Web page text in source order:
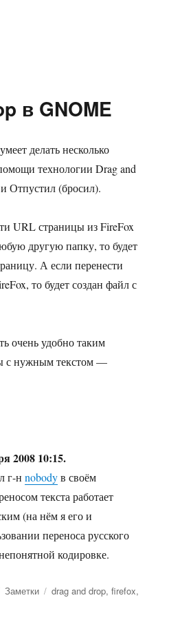
в GNOME
делать несколько
технологии Drag and
Отпустил (бросил).
URL страницы из FireFox
другую папку, то будет
А если перенести
то будет создан файл с
очень удобно таким
с нужным текстом —
2008 10:15.
г-нnobodyв своём
текста работает
(на нём я его и
переноса русского
кодировке.
Рубрики
Заметки Метки
drag and drop,firefox,